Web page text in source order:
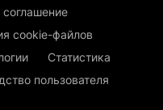
соглашение
cookie-файлов
Статистика
пользователя